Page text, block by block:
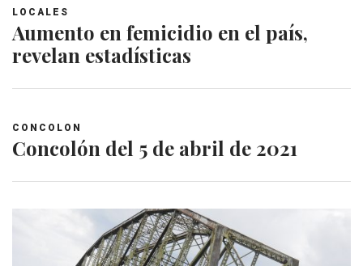
LOCALES
Aumento en femicidio en el país,
revelan estadísticas
CONCOLON
Concolón del 5 de abril de 2021